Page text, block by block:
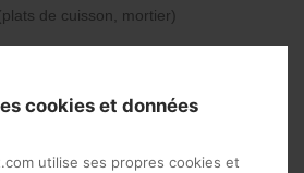
de cuisson, mortier)
cookies et données
utilise ses propres cookies et